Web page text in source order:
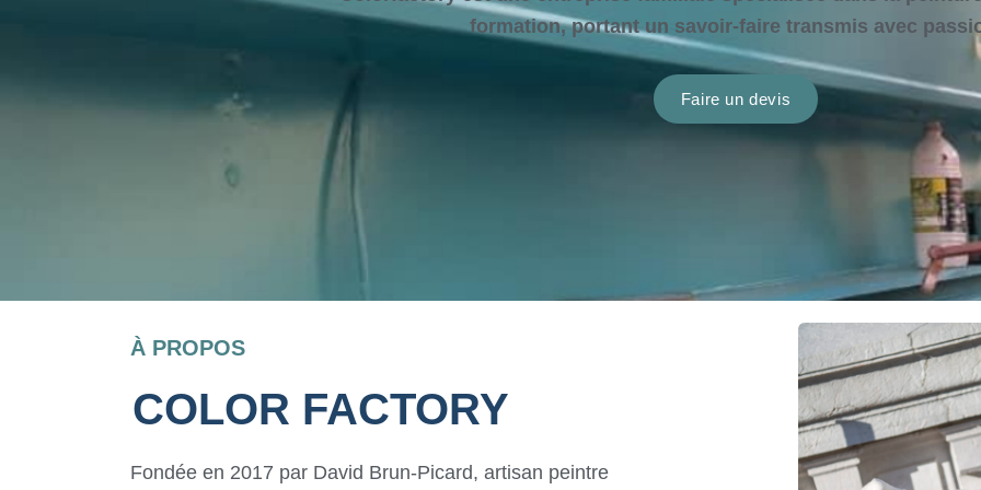
formation,portant un savoir-faire transmis avec
Faire un devis
À PROPOS
COLOR FACTORY​
Fondée en 2017 par David Brun-Picard, artisan peintre